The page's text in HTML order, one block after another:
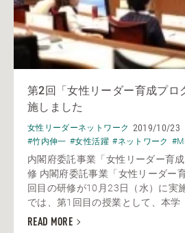
第2回「女性リーダー育成プロ
施しました
女性リーダーネットワーク 2019/10/23
#竹内伸一 #女性活躍 #ネットワーク
内閣府委託事業「女性リーダー育
修 内閣府委託事業「女性リーダー
回目の研修が10月23日（水）に実
では、第1回目の授業として、本学
READ MORE